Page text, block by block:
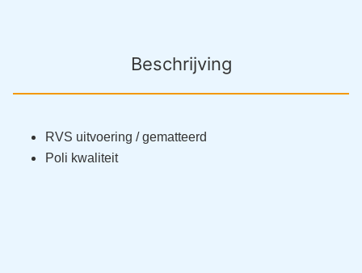
Beschrijving
RVS uitvoering / gematteerd
Poli kwaliteit